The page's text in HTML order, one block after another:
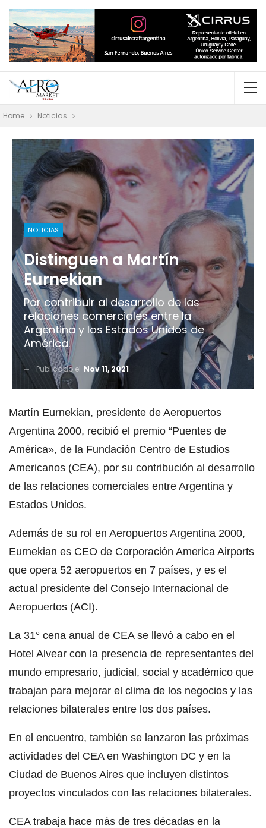
Home Noticias
NOTICIAS
Distinguen a Martín
Eurnekian
Por contribuir al desarrollo de las
relaciones comerciales entre la
Argentina y los Estados Unidos de
América.
Publicado el Nov 11, 2021
Martín Eurnekian, presidente de Aeropuertos
Argentina 2000, recibió el premio “Puentes de
América», de la Fundación Centro de Estudios
Americanos (CEA), por su contribución al desarrollo
de las relaciones comerciales entre Argentina y
Estados Unidos.
Además de su rol en Aeropuertos Argentina 2000,
Eurnekian es CEO de Corporación America Airports
que opera 52 aeropuertos en 7 países, y es el
actual presidente del Consejo Internacional de
Aeropuertos (ACI).
La 31° cena anual de CEA se llevó a cabo en el
Hotel Alvear con la presencia de representantes del
mundo empresario, judicial, social y académico que
trabajan para mejorar el clima de los negocios y las
relaciones bilaterales entre los dos países.
En el encuentro, también se lanzaron las próximas
actividades del CEA en Washington DC y en la
Ciudad de Buenos Aires que incluyen distintos
proyectos vinculados con las relaciones bilaterales.
CEA trabaja hace más de tres décadas en la